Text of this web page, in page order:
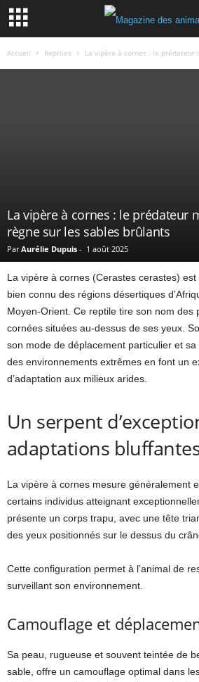
Accueil Reptiles La vipère à cornes : le prédateur
La vipère à cornes : le prédateur
règne sur les sables brûlants
Par Aurélie Dupuis - 1 août 2025
La vipère à cornes (Cerastes cerastes)
bien connu des régions désertiques
Moyen-Orient. Ce reptile tire son nom des
cornées situées au-dessus de ses yeux.
son mode de déplacement particulier et
des environnements extrêmes en font un
d’adaptation aux milieux arides.
Un serpent
adaptations
La vipère à cornes mesure généralement
certains individus atteignant
présente un corps trapu, avec une tête
des yeux positionnés sur le dessus du
Cette configuration permet à l’animal de
surveillant son environnement.
Camouflage et
Sa peau, rugueuse et souvent teintée de
sable, offre un camouflage optimal dans